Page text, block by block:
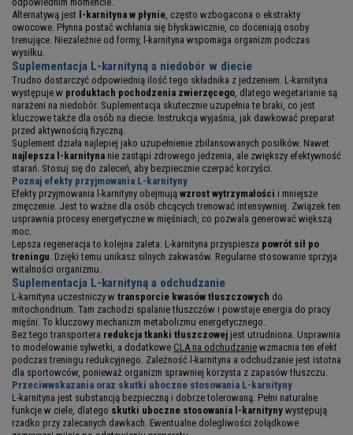
Alternatywą jest l-karnityna w płynie , często wzbogacona o ekstrakty
owocowe. Płynna postać wchłania się błyskawicznie, co doceniają osoby
trenujące. Niezależnie od formy, l-karnityna wspomaga organizm podczas
wysiłku.
Suplementacja L-karnityną a niedobór w diecie
Trudno dostarczyć odpowiednią ilość tego składnika z jedzeniem. L-karnityna
występuje w produktach pochodzenia zwierzęcego , dlatego wegetarianie są
narażeni na niedobór. Suplementacja skutecznie uzupełnia te braki, co jest
kluczowe także dla osób na diecie. Instrukcja wyjaśnia, jak dawkować preparat
przed aktywnością fizyczną.
Suplement działa najlepiej jako uzupełnienie zbilansowanych posiłków. Nawet
najlepsza l-karnityna nie zastąpi zdrowego jedzenia, ale zwiększy efektywność
starań. Stosuj się do zaleceń, aby bezpiecznie czerpać korzyści.
Poznaj efekty przyjmowania L-karnityny
Efekty przyjmowania l-karnityny obejmują wzrost wytrzymałości i mniejsze
zmęczenie. Jest to ważne dla osób chcących trenować intensywniej. Związek ten
usprawnia procesy energetyczne w mięśniach, co pozwala generować większą
moc.
Lepsza regeneracja to kolejna zaleta. L-karnityna przyspiesza powrót sił po
treningu . Dzięki temu unikasz silnych zakwasów. Regularne stosowanie sprzyja
witalności organizmu.
Suplementacja L-karnityną a odchudzanie
L-karnityna uczestniczy w transporcie kwasów tłuszczowych do
mitochondrium. Tam zachodzi spalanie tłuszczów i powstaje energia do pracy
mięśni. To kluczowy mechanizm metabolizmu energetycznego.
Bez tego transportera redukcja tkanki tłuszczowej jest utrudniona. Usprawnia
to modelowanie sylwetki, a dodatkowe CLA na odchudzanie wzmacnia ten efekt
podczas treningu redukcyjnego. Zależność l-karnityna a odchudzanie jest istotna
dla sportowców, ponieważ organizm sprawniej korzysta z zapasów tłuszczu.
Przeciwwskazania oraz skutki uboczne stosowania L-karnityny
L-karnityna jest substancją bezpieczną i dobrze tolerowaną. Pełni naturalne
funkcje w ciele, dlatego skutki uboczne stosowania l-karnityny występują
rzadko przy zalecanych dawkach. Ewentualne dolegliwości żołądkowe